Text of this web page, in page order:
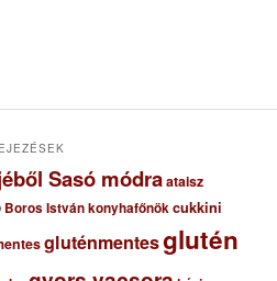
Sasó módraataisz
Boros István konyhafőnökcukkini
gluténmentesglutén